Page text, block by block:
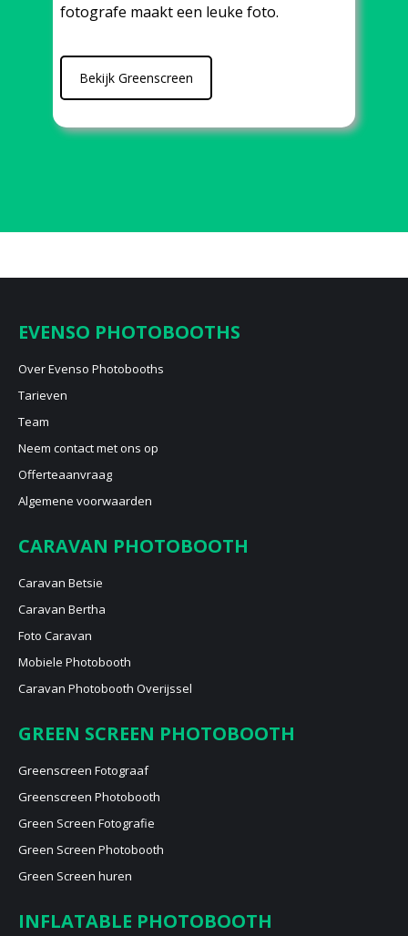
fotografe maakt een leuke foto.
Bekijk Greenscreen
EVENSO PHOTOBOOTHS
Over Evenso Photobooths
Tarieven
Team
Neem contact met ons op
Offerteaanvraag
Algemene voorwaarden
CARAVAN PHOTOBOOTH
Caravan Betsie
Caravan Bertha
Foto Caravan
Mobiele Photobooth
Caravan Photobooth Overijssel
GREEN SCREEN PHOTOBOOTH
Greenscreen Fotograaf
Greenscreen Photobooth
Green Screen Fotografie
Green Screen Photobooth
Green Screen huren
INFLATABLE PHOTOBOOTH